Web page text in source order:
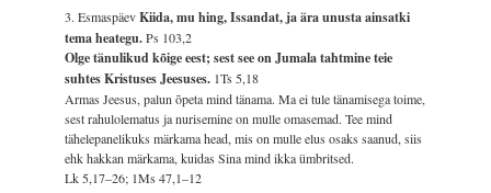
3. EsmaspäevKiida, mu hing, Issandat, ja ära unusta ainsatki
tema heategu.Ps 103,2
Olge tänulikud kõige eest; sest see on Jumala tahtmine teie
suhtes Kristuses Jeesuses. 1Ts 5,18
Armas Jeesus, palun õpeta mind tänama. Ma ei tule tänamisega toime,
sest rahulolematus ja nurisemine on mulle omasemad. Tee mind
tähelepanelikuks märkama head, mis on mulle elus osaks saanud, siis
ehk hakkan märkama, kuidas Sina mind ikka ümbritsed.
Lk 5,17–26; 1Ms 47,1–12